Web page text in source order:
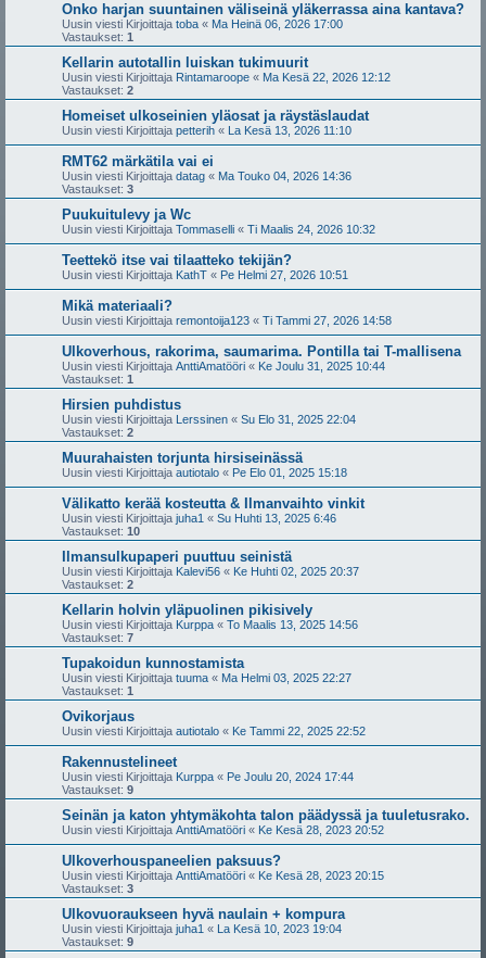
Onko harjan suuntainen väliseinä yläkerrassa aina kantava?
Uusin viesti Kirjoittaja toba « Ma Heinä 06, 2026 17:00
Vastaukset: 1
Kellarin autotallin luiskan tukimuurit
Uusin viesti Kirjoittaja Rintamaroope « Ma Kesä 22, 2026 12:12
Vastaukset: 2
Homeiset ulkoseinien yläosat ja räystäslaudat
Uusin viesti Kirjoittaja petterih « La Kesä 13, 2026 11:10
RMT62 märkätila vai ei
Uusin viesti Kirjoittaja datag « Ma Touko 04, 2026 14:36
Vastaukset: 3
Puukuitulevy ja Wc
Uusin viesti Kirjoittaja Tommaselli « Ti Maalis 24, 2026 10:32
Teettekö itse vai tilaatteko tekijän?
Uusin viesti Kirjoittaja KathT « Pe Helmi 27, 2026 10:51
Mikä materiaali?
Uusin viesti Kirjoittaja remontoija123 « Ti Tammi 27, 2026 14:58
Ulkoverhous, rakorima, saumarima. Pontilla tai T-mallisena
Uusin viesti Kirjoittaja AnttiAmatööri « Ke Joulu 31, 2025 10:44
Vastaukset: 1
Hirsien puhdistus
Uusin viesti Kirjoittaja Lerssinen « Su Elo 31, 2025 22:04
Vastaukset: 2
Muurahaisten torjunta hirsiseinässä
Uusin viesti Kirjoittaja autiotalo « Pe Elo 01, 2025 15:18
Välikatto kerää kosteutta & Ilmanvaihto vinkit
Uusin viesti Kirjoittaja juha1 « Su Huhti 13, 2025 6:46
Vastaukset: 10
Ilmansulkupaperi puuttuu seinistä
Uusin viesti Kirjoittaja Kalevi56 « Ke Huhti 02, 2025 20:37
Vastaukset: 2
Kellarin holvin yläpuolinen pikisively
Uusin viesti Kirjoittaja Kurppa « To Maalis 13, 2025 14:56
Vastaukset: 7
Tupakoidun kunnostamista
Uusin viesti Kirjoittaja tuuma « Ma Helmi 03, 2025 22:27
Vastaukset: 1
Ovikorjaus
Uusin viesti Kirjoittaja autiotalo « Ke Tammi 22, 2025 22:52
Rakennustelineet
Uusin viesti Kirjoittaja Kurppa « Pe Joulu 20, 2024 17:44
Vastaukset: 9
Seinän ja katon yhtymäkohta talon päädyssä ja tuuletusrako.
Uusin viesti Kirjoittaja AnttiAmatööri « Ke Kesä 28, 2023 20:52
Ulkoverhouspaneelien paksuus?
Uusin viesti Kirjoittaja AnttiAmatööri « Ke Kesä 28, 2023 20:15
Vastaukset: 3
Ulkovuoraukseen hyvä naulain + kompura
Uusin viesti Kirjoittaja juha1 « La Kesä 10, 2023 19:04
Vastaukset: 9